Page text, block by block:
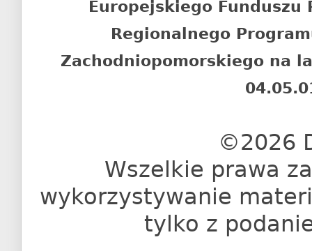
Europejskiego Funduszu
Regionalnego
Zachodniopomorskiego na
©2026
Wszelkie prawa
wykorzystywanie
tylko z